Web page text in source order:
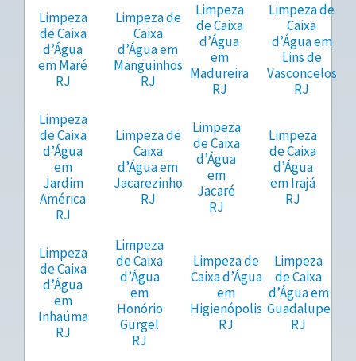
Limpeza
de Caixa
d’Água
em Maré
RJ
Limpeza de
Caixa
d’Água em
Manguinhos
RJ
Limpeza
de Caixa
d’Água
em
Madureira
RJ
Limpeza de
Caixa
d’Água em
Lins de
Vasconcelos
RJ
Limpeza
de Caixa
d’Água
em
Jardim
América
RJ
Limpeza de
Caixa
d’Água em
Jacarezinho
RJ
Limpeza
de Caixa
d’Água
em
Jacaré
RJ
Limpeza
de Caixa
d’Água
em Irajá
RJ
Limpeza
de Caixa
d’Água
em
Inhaúma
RJ
Limpeza
de Caixa
d’Água
em
Honório
Gurgel
RJ
Limpeza de
Caixa d’Água
em
Higienópolis
RJ
Limpeza
de Caixa
d’Água em
Guadalupe
RJ